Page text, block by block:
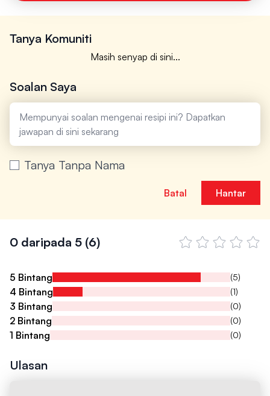
Tanya Komuniti
Masih senyap di sini...
Soalan Saya
Tanya Tanpa Nama
Batal Hantar
Ulasan
0 daripada 5 (6)
5 Bintang (5)
4 Bintang (1)
3 Bintang (0)
2 Bintang (0)
1 Bintang (0)